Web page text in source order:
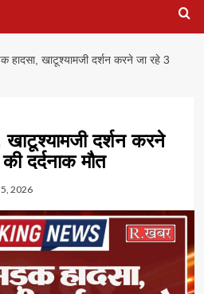
हादसा, खाटूश्यामजी दर्शन करने जा रहे 3
दर्शन करने
दर्दनाक मौत
2026